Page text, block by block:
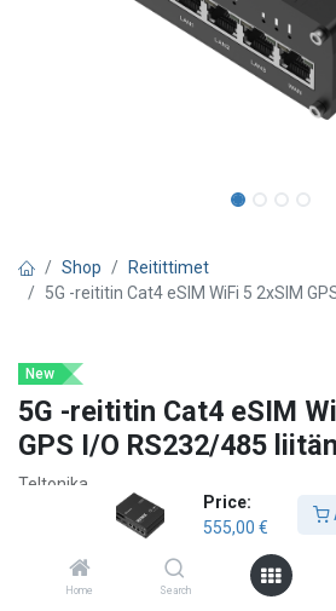
Price:
555,00 €
Home Search
Shop
Reitittimet
5G -reititin Cat4 eSIM WiFi 5 2xSIM
New
5G -reititin Cat4 eSIM
GPS I/O RS232/485
Teltonika
5G-yhteys -
Jopa 3,4 Gbpserittäin
teollisiin tarpeisiin.
Dual SIM & eSIM -
Automaattinen
kahden SIM-kortin ja eSIM‑tuen